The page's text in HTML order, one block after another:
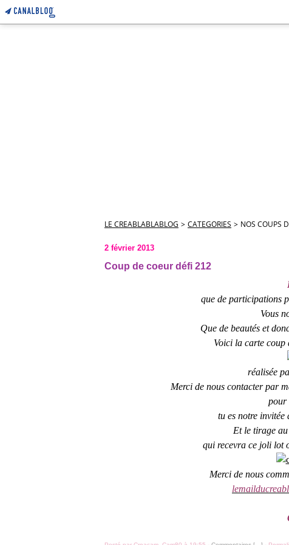
LE CREABLABLABLOG > CATEGORIES > NOS COUPS
2 février 2013
Coup de coeur défi 212
que de participations
Vous
Que de beautés et
Voici la carte coup
réalisée
Merci de nous contacter par
pour
tu es notre
Et le tirage
qui recevra ce joli lot
Merci de nous